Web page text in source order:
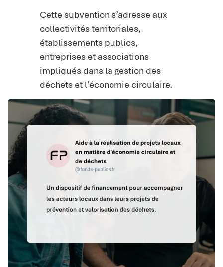
Cette subvention s’adresse aux
collectivités territoriales,
établissements publics,
entreprises et associations
impliqués dans la gestion des
déchets et l’économie circulaire.